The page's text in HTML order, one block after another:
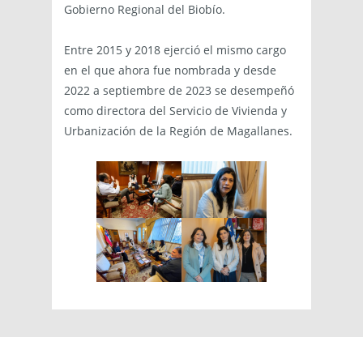
Gobierno Regional del Biobío.
Entre 2015 y 2018 ejerció el mismo cargo
en el que ahora fue nombrada y desde
2022 a septiembre de 2023 se desempeñó
como directora del Servicio de Vivienda y
Urbanización de la Región de Magallanes.